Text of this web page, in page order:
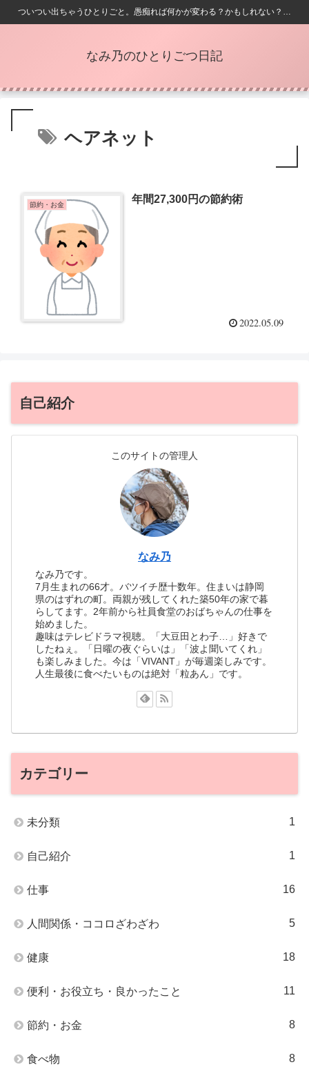
ついつい出ちゃうひとりごと。愚痴れば何かが変わる？かもしれない？…
なみ乃のひとりごつ日記
ヘアネット
節約・お金 年間27,300円の節約術
2022.05.09
自己紹介
このサイトの管理人
なみ乃
なみ乃です。
7月生まれの66才。バツイチ歴十数年。住まいは静岡
県のはずれの町。両親が残してくれた築50年の家で暮
らしてます。2年前から社員食堂のおばちゃんの仕事を
始めました。
趣味はテレビドラマ視聴。「大豆田とわ子…」好きで
したねぇ。「日曜の夜ぐらいは」「波よ聞いてくれ」
も楽しみました。今は「VIVANT」が毎週楽しみです。
人生最後に食べたいものは絶対「粒あん」です。
カテゴリー
未分類 1
自己紹介 1
仕事 16
人間関係・ココロざわざわ 5
健康 18
便利・お役立ち・良かったこと 11
節約・お金 8
食べ物 8